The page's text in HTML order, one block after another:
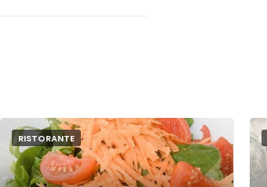
RISTORANTE